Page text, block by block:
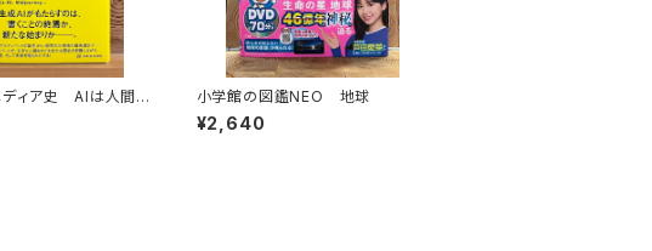
ディア史 AIは人間の
をもたらすのか
小学館の図鑑NEO 地球
¥2,640